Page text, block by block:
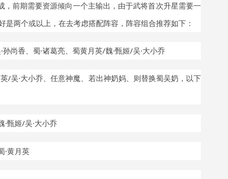
前期需要资源倾向一个主输出，由于武将首次升星需要一
是两个或以上，在去考虑搭配阵容，阵容组合推荐如下 ：
尚香、蜀·诸葛亮、蜀黄月英/魏·甄姬/吴·大小乔
英/吴·大小乔、任意神魔、若出神奶妈、则替换蜀吴奶，以下
·甄姬/吴·大小乔
·黄月英